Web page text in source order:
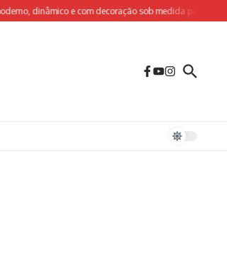
dinâmico e com decoração sob medida para o olhar